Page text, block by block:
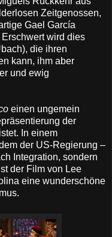
Zeitgenossen,
Gael García
wird dies
die ihren
kann, ihm aber
und ewig
einen ungemein
der
In einem
der US-Regierung –
Integration, sondern
der Film von Lee
eine wunderschöne